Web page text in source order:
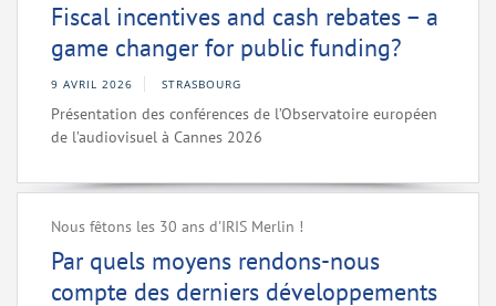
Fiscal incentives and cash rebates – a
game changer for public funding?
9 AVRIL 2026 STRASBOURG
Présentation des conférences de l’Observatoire européen
de l’audiovisuel à Cannes 2026
Nous fêtons les 30 ans d'IRIS Merlin !
Par quels moyens rendons-nous
compte des derniers développements